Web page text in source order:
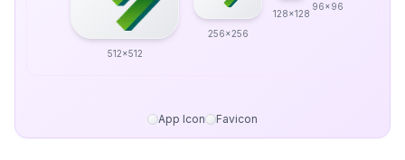
512x512
256x256
128x128
96x96
App Icon Favicon